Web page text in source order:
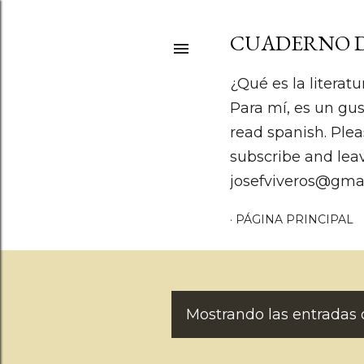
CUADERNO
¿Qué es la
Para mí, es un
read spanish.
subscribe and
PÁGINA PRINCIPAL
EMostrando las entradas